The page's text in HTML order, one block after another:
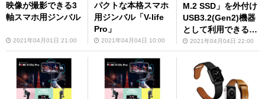
映像が撮影できる3
軸スマホ用ジンバル
2021年04月01日 21:00
パクトな本格スマホ
用ジンバル「V-life
Pro」
2021年04月04日 10:00
M.2 SSD」を外付け
USB3.2(Gen2)機器
として利用できるケ
ース2021年04月04日 22:00